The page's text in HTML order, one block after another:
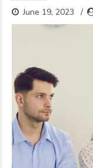
June 19, 2023